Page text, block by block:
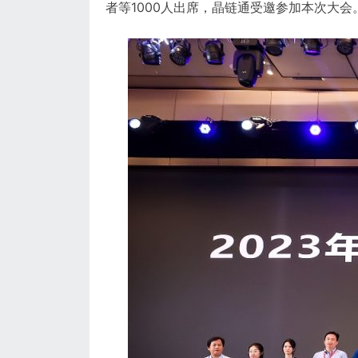
者等1000人出席，晶链通受邀参加本次大会